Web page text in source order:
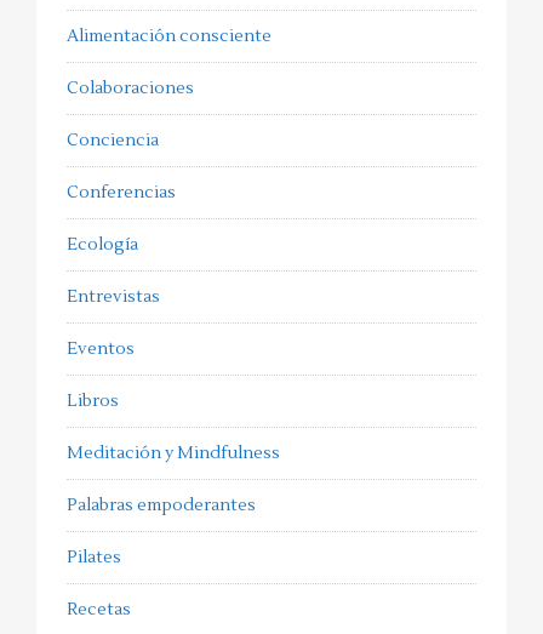
Alimentación consciente
Colaboraciones
Conciencia
Conferencias
Ecología
Entrevistas
Eventos
Libros
Meditación y Mindfulness
Palabras empoderantes
Pilates
Recetas